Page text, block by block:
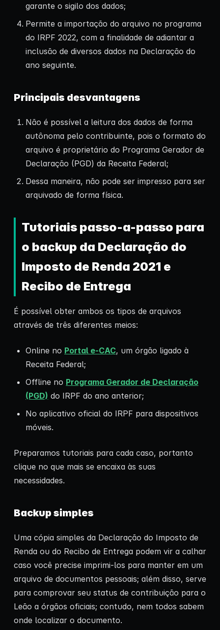
garante o sigilo dos dados;
Permite a importação do arquivo no programa
do IRPF 2022, com a finalidade de adiantar a
inclusão de diversos dados na Declaração do
ano seguinte.
Principais desvantagens
Não é possível a leitura dos dados de forma
autônoma pelo contribuinte, pois o formato do
arquivo é proprietário do Programa Gerador de
Declaração (PGD) da Receita Federal;
Dessa maneira, não pode ser impresso para ser
arquivado de forma física.
Tutoriais passo-a-passo para
o backup da Declaração do
Imposto de Renda 2021 e
Recibo de Entrega
É possível obter ambos os tipos de arquivos
através de três diferentes meios:
Online no Portal e-CAC, um órgão ligado à
Receita Federal;
Offline no Programa Gerador de Declaração
(PGD) do IRPF do ano anterior;
No aplicativo oficial do IRPF para dispositivos
móveis.
Preparamos tutoriais para cada caso, portanto
clique no que mais se encaixa às suas
necessidades.
Backup simples
Uma cópia simples da Declaração do Imposto de
Renda ou do Recibo de Entrega podem vir a calhar
caso você precise imprimi-los para manter em um
arquivo de documentos pessoais; além disso, serve
para comprovar seu status de contribuição para o
Leão a órgãos oficiais; contudo, nem todos sabem
onde localizar o documento.